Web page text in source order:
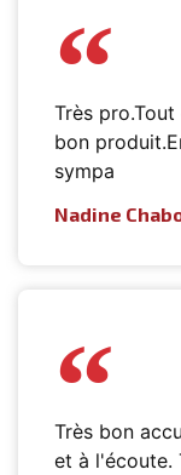
Très
bon
sympa
Nadine
Très bon
et à l'écoute.